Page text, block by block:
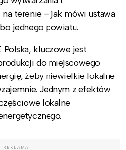
terenie – jak mówi ustawa
jednego powiatu.
Polska, kluczowe jest
do miejscowego
żeby niewielkie lokalne
Jednym z efektów
lokalne
REKLAMA